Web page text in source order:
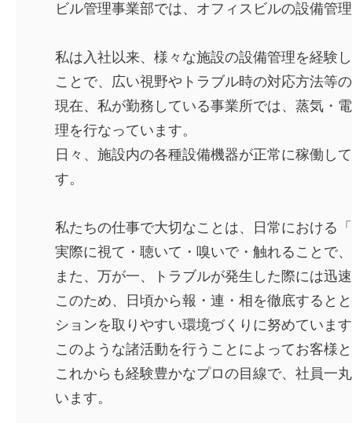
ビル管理事業部では、オフィスビルの設備管
私は入社以来、様々な施設の設備管理を経験
ことで、広い視野やトラブル時の対応方法等
現在、私が勤務している事業所では、蒸気・
理を行なっています。
日々、施設内の各種設備機器が正常に稼働し
す。
私たちの仕事で大切なことは、日常における
実際に視て・聴いて・嗅いで・触れることで
また、万が一、トラブルが発生した際には迅
このため、日頃から報・連・相を徹底すると
ションを取りやすい環境づくりに努めていま
このような諸活動を行うことによってお客様
これからも経験豊かなプロの目線で、社員一
います。